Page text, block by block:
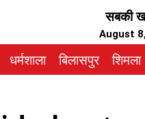
सबकी
August
धर्मशाला बिलासपुर शिमला